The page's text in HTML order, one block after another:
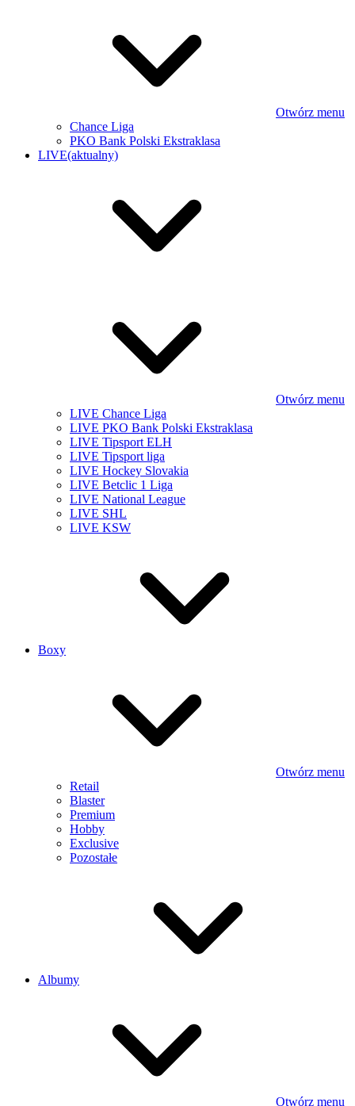
Otwórz menu
Chance Liga
PKO Bank Polski Ekstraklasa
LIVE(aktualny)
Otwórz menu
LIVE Chance Liga
LIVE PKO Bank Polski Ekstraklasa
LIVE Tipsport ELH
LIVE Tipsport liga
LIVE Hockey Slovakia
LIVE Betclic 1 Liga
LIVE National League
LIVE SHL
LIVE KSW
Boxy
Otwórz menu
Retail
Blaster
Premium
Hobby
Exclusive
Pozostałe
Albumy
Otwórz menu